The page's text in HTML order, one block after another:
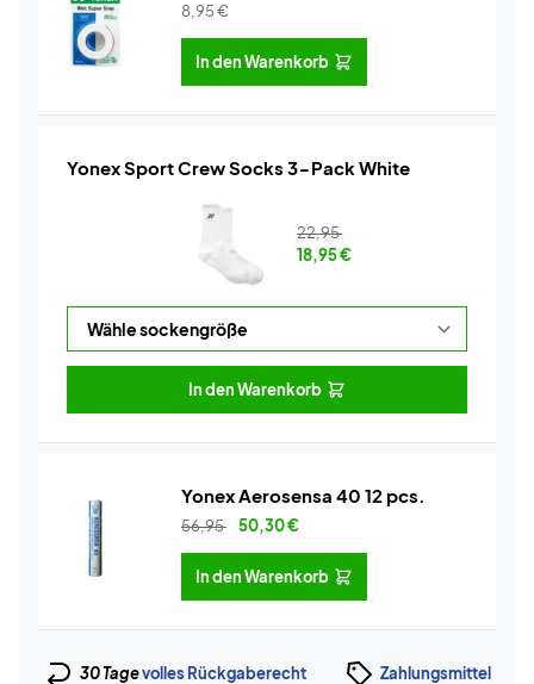
8,95€
In den Warenkorb
Yonex Sport Crew Socks 3-Pack White
22,95
18,95€
In den Warenkorb
Yonex Aerosensa 40 12 pcs.
56,95 50,30€
In den Warenkorb
30 Tagevolles Rückgaberecht Zahlungsmittel